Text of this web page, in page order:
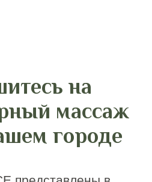
магазин приложений
Apple
магазин
приложений
Google